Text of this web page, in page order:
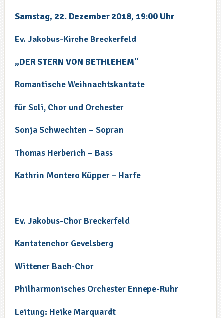
Samstag, 22. Dezember 2018, 19:00 Uhr
Ev. Jakobus-Kirche Breckerfeld
„DER STERN VON BETHLEHEM“
Romantische Weihnachtskantate
für Soli, Chor und Orchester
Sonja Schwechten – Sopran
Thomas Herberich – Bass
Kathrin Montero Küpper – Harfe
Ev. Jakobus-Chor Breckerfeld
Kantatenchor Gevelsberg
Wittener Bach-Chor
Philharmonisches Orchester Ennepe-Ruhr
Leitung: Heike Marquardt